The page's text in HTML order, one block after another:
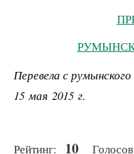
Перевела с румынского
15 мая 2015 г.
Рейтинг: 10